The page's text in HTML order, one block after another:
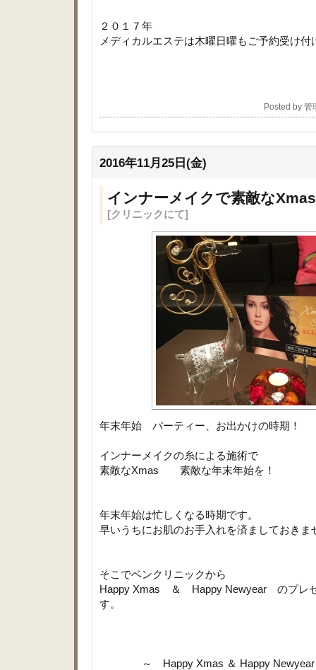
２０１７年
メディカルエステは木曜日曜もご予約受け付
Posted by
2016年11月25日(金)
インナーメイクで素敵な
[クリニックにて]
年末年始 パーティー、お出かけの時期！
インナーメイクの糸による施術で
素敵なXmas 素敵な年末年始を！
年末年始は忙しくなる時期です。
早いうちにお肌のお手入れを済ましておきま
そこでベンクリニックから
Happy Xmas ＆ Happy Newyear のプレ
す。
～ Happy Xmas ＆ Happy